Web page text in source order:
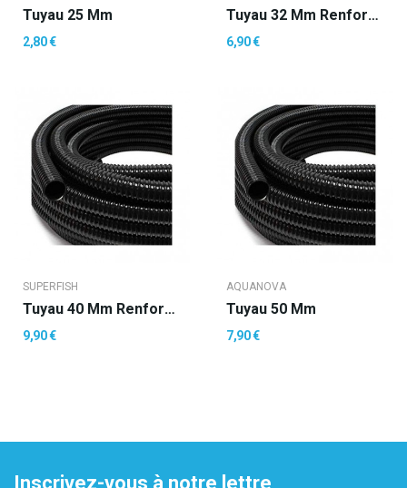
Tuyau 25 Mm
2,80 €
Tuyau 32 Mm Renforce
6,90 €
SUPERFISH
Tuyau 40 Mm Renforce
9,90 €
AQUANOVA
Tuyau 50 Mm
7,90 €
Inscrivez-vous à notre lettre